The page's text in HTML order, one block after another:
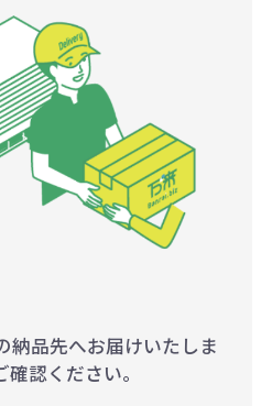
納品先へお届けいたしま
認ください。